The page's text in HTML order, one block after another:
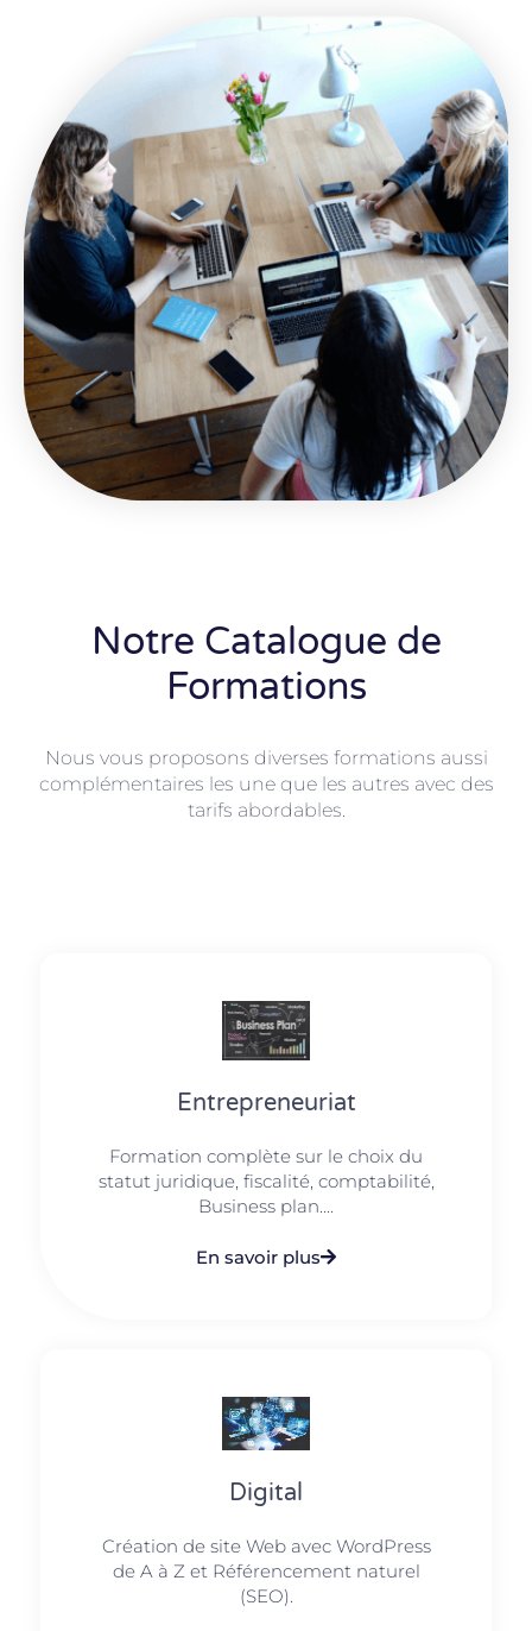
Notre Catalogue de
Formations
Nous vous proposons diverses formations aussi
complémentaires les une que les autres avec des
tarifs abordables.
Entrepreneuriat
Formation complète sur le choix du
statut juridique, fiscalité, comptabilité,
Business plan....
En savoir plus
Digital
Création de site Web avec WordPress
de A à Z et Référencement naturel
(SEO).